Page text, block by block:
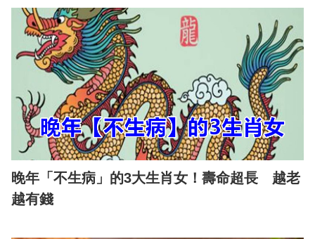
晚年「不生病」的3大生肖女！壽命超長 越老
越有錢